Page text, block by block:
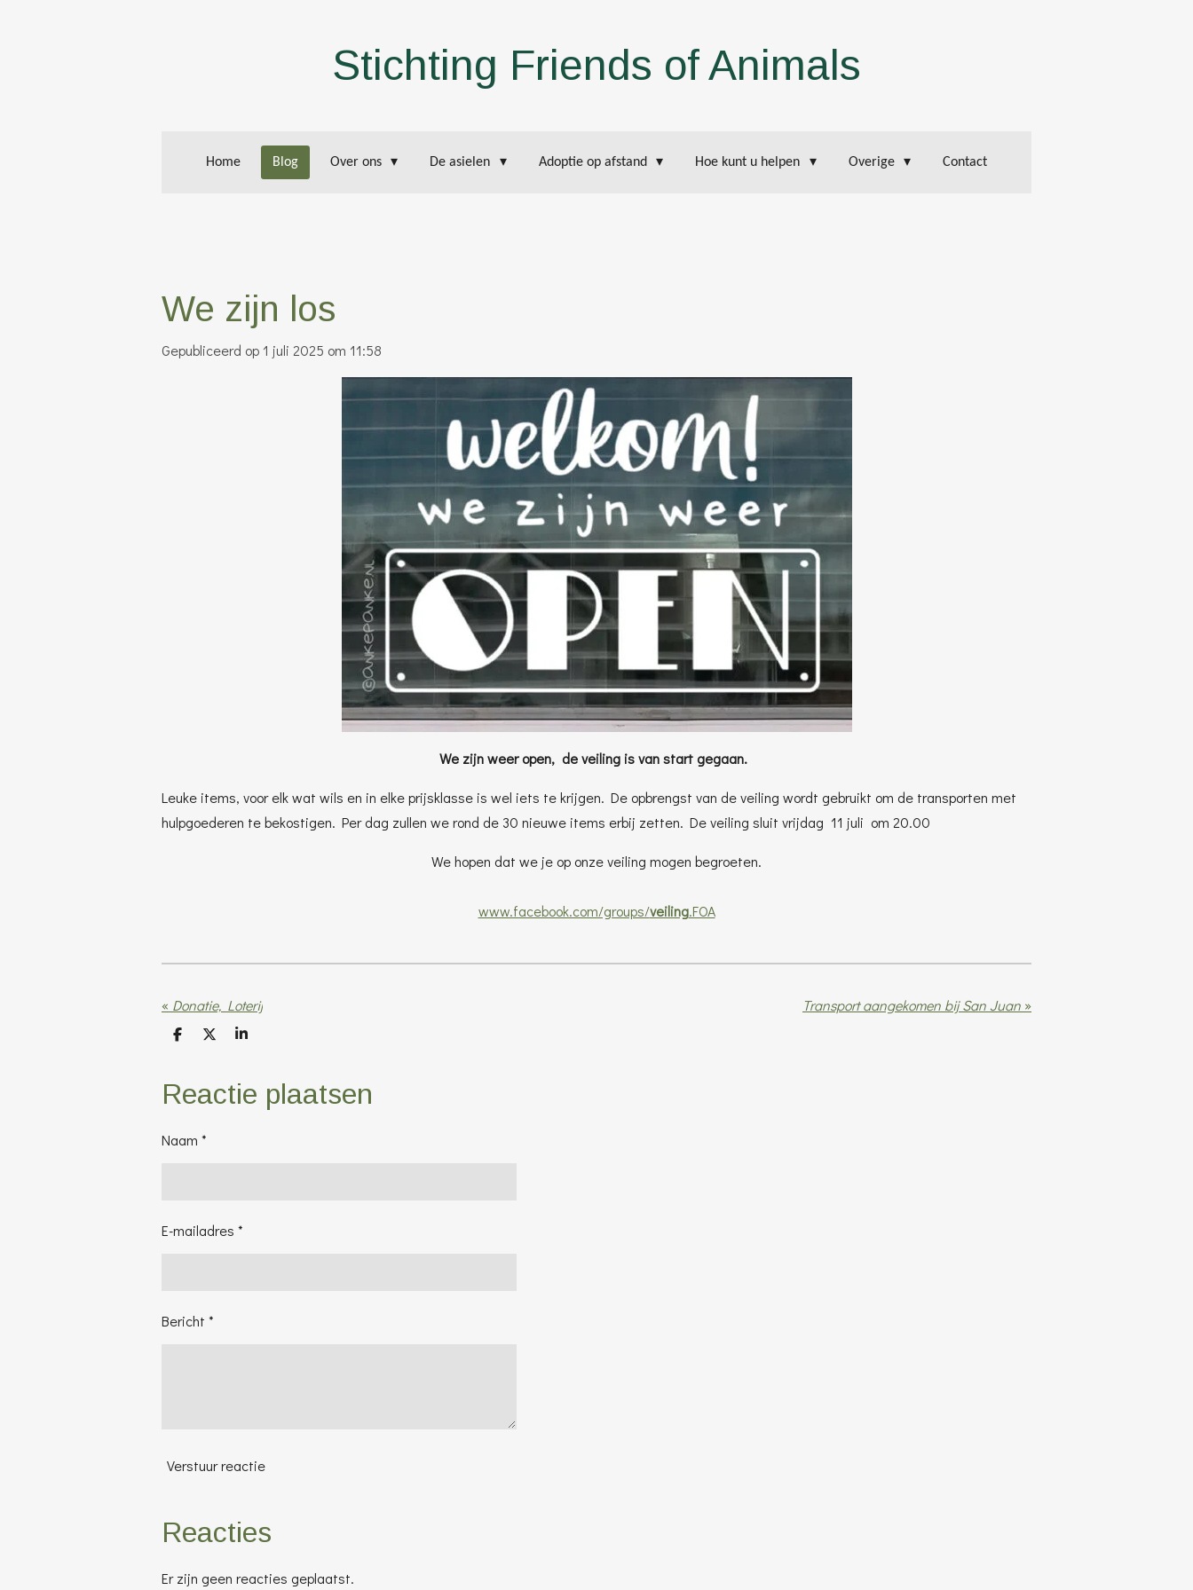
Stichting Friends of Animals
Home Blog Over ons De asielen Adoptie op afstand Hoe kunt u helpen Overige Contact
We zijn los
Gepubliceerd op 1 juli 2025 om 11:58
We zijn weer open, de veiling is van start gegaan.
Leuke items, voor elk wat wils en in elke prijsklasse is wel iets te krijgen. De opbrengst van deveiling wordt gebruikt om de transporten met
hulpgoederen te bekostigen. Per dag zullen we rond de 30 nieuwe items erbij zetten. De veiling sluit vrijdag 11 juli om 20.00
We hopen dat we je op onze veiling mogen begroeten.
www.facebook.com/groups/veiling.FOA
« Donatie, Loterij Transport aangekomen bij San Juan »
D
e
n
D
S
r
e
Reactie plaatsen
Naam *
E-mailadres *
Bericht *
Verstuur reactie
Reacties
Er zijn geen reacties geplaatst.